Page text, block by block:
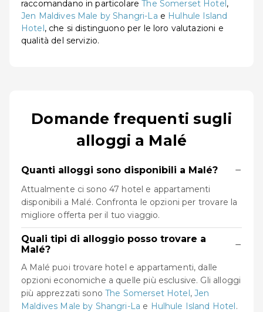
raccomandano in particolareThe Somerset Hotel,
Jen Maldives Male by Shangri-La e Hulhule Island
Hotel, che si distinguono per le loro valutazioni e
qualità del servizio.
Domande frequenti sugli
alloggi a Malé
Quanti alloggi sono disponibili a Malé? −
Attualmente ci sono 47 hotel e appartamenti
disponibili a Malé. Confronta le opzioni per trovare la
migliore offerta per il tuo viaggio.
Quali tipi di alloggio posso trovare a
Malé?
−
A Malé puoi trovare hotel e appartamenti, dalle
opzioni economiche a quelle più esclusive. Gli alloggi
più apprezzati sonoThe Somerset Hotel,Jen
Maldives Male by Shangri-La e Hulhule Island Hotel.